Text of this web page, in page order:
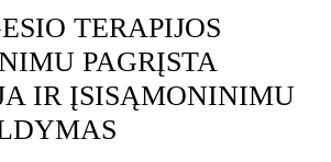
TERAPIJOS
PAGRĮSTA
IR ĮSISĄMONINIMU